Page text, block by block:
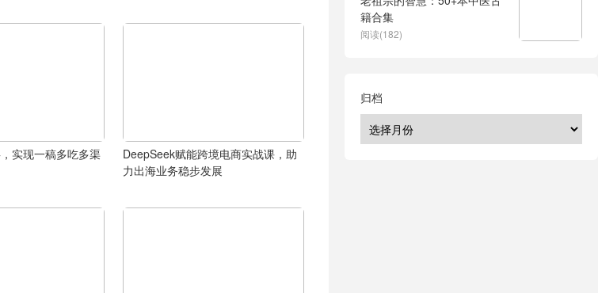
实现一稿多吃多渠
DeepSeek赋能跨境电商实战课，助
力出海业务稳步发展
籍合集
阅读(182)
归档